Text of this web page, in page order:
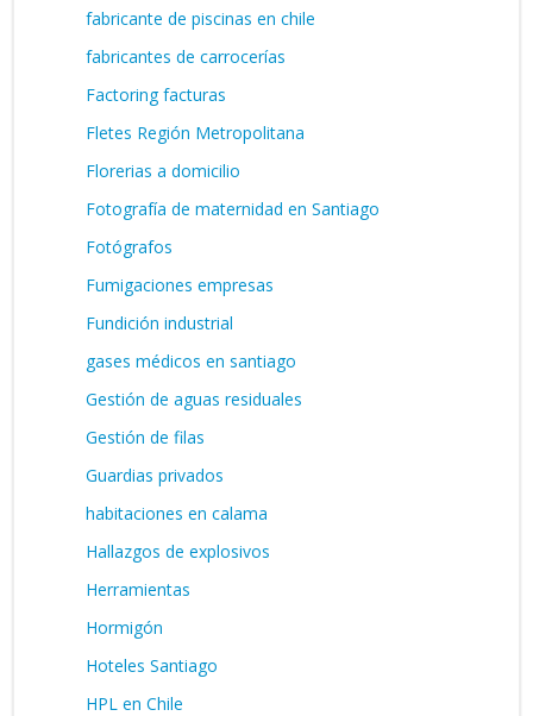
fabricante de piscinas en chile
fabricantes de carrocerías
Factoring facturas
Fletes Región Metropolitana
Florerias a domicilio
Fotografía de maternidad en Santiago
Fotógrafos
Fumigaciones empresas
Fundición industrial
gases médicos en santiago
Gestión de aguas residuales
Gestión de filas
Guardias privados
habitaciones en calama
Hallazgos de explosivos
Herramientas
Hormigón
Hoteles Santiago
HPL en Chile